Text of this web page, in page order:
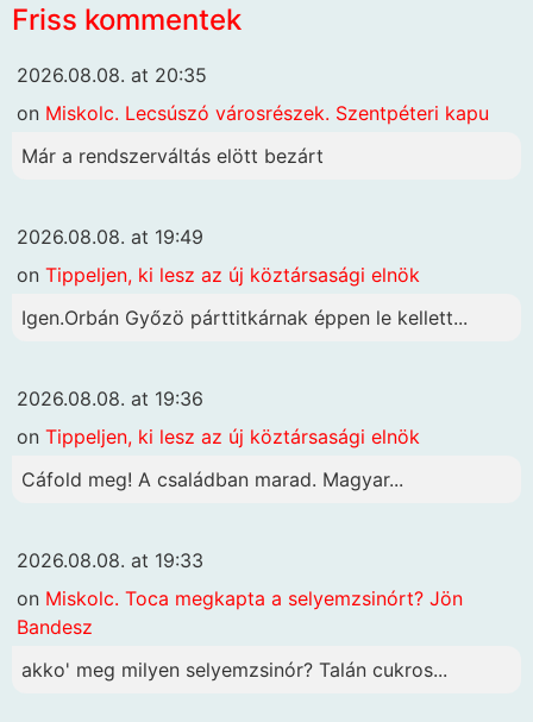
Friss kommentek
2026.08.08. at 20:35
on Miskolc. Lecsúszó városrészek. Szentpéteri kapu
Már a rendszerváltás elött bezárt
2026.08.08. at 19:49
on Tippeljen, ki lesz az új köztársasági elnök
Igen.Orbán Győzö párttitkárnak éppen le kellett...
2026.08.08. at 19:36
on Tippeljen, ki lesz az új köztársasági elnök
Cáfold meg! A családban marad. Magyar...
2026.08.08. at 19:33
on Miskolc. Toca megkapta a selyemzsinórt? Jön
Bandesz
akko' meg milyen selyemzsinór? Talán cukros...